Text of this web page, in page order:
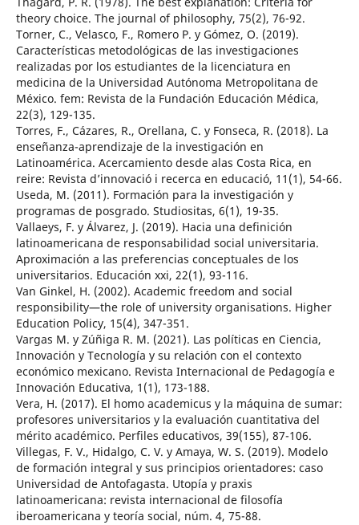
theory choice. The journal of philosophy, 75(2), 76-92.
Torner, C., Velasco, F., Romero P. y Gómez, O. (2019).
Características metodológicas de las investigaciones
realizadas por los estudiantes de la licenciatura en
medicina de la Universidad Autónoma Metropolitana de
México. fem: Revista de la Fundación Educación Médica,
22(3), 129-135.
Torres, F., Cázares, R., Orellana, C. y Fonseca, R. (2018). La
enseñanza-aprendizaje de la investigación en
Latinoamérica. Acercamiento desde alas Costa Rica, en
reire: Revista d’innovació i recerca en educació, 11(1), 54-66.
Useda, M. (2011). Formación para la investigación y
programas de posgrado. Studiositas, 6(1), 19-35.
Vallaeys, F. y Álvarez, J. (2019). Hacia una definición
latinoamericana de responsabilidad social universitaria.
Aproximación a las preferencias conceptuales de los
universitarios. Educación xxi, 22(1), 93-116.
Van Ginkel, H. (2002). Academic freedom and social
responsibility—the role of university organisations. Higher
Education Policy, 15(4), 347-351.
Vargas M. y Zúñiga R. M. (2021). Las políticas en Ciencia,
Innovación y Tecnología y su relación con el contexto
económico mexicano. Revista Internacional de Pedagogía e
Innovación Educativa, 1(1), 173-188.
Vera, H. (2017). El homo academicus y la máquina de sumar:
profesores universitarios y la evaluación cuantitativa del
mérito académico. Perfiles educativos, 39(155), 87-106.
Villegas, F. V., Hidalgo, C. V. y Amaya, W. S. (2019). Modelo
de formación integral y sus principios orientadores: caso
Universidad de Antofagasta. Utopía y praxis
latinoamericana: revista internacional de filosofía
iberoamericana y teoría social, núm. 4, 75-88.